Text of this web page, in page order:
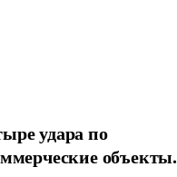
удара по
объекты.